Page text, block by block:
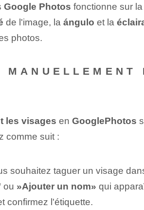
Google Photos fonctionne sur
de l'image, la ángulo et la
photos.
les visages en GooglePhotos
comme suit :
souhaitez taguer un visage⁣
ou ⁣ »Ajouter un nom» qui
confirmez l'étiquette.